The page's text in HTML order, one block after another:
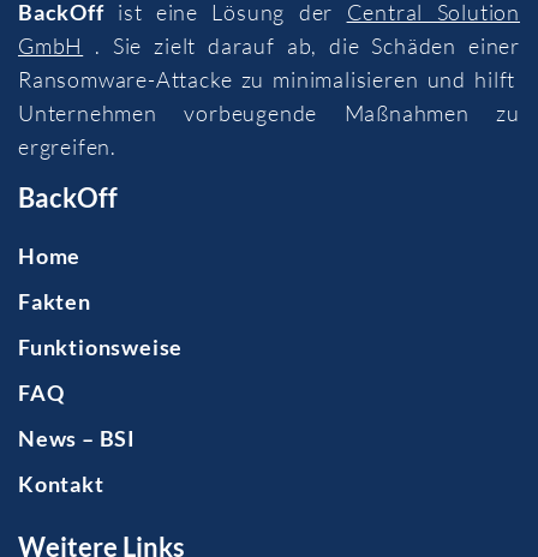
BackOffist eine Lösung der Central Solution
GmbH
. Sie zielt darauf ab, die Schäden einer
Ransomware-Attacke zu minimalisieren und hilft
Unternehmen vorbeugende Maßnahmen zu
ergreifen.
BackOff
Home
Fakten
Funktionsweise
FAQ
News – BSI
Kontakt
Weitere Links